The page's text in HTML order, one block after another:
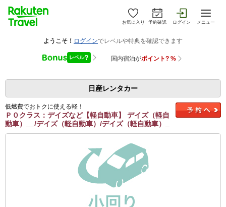
お気に入り 予約確認 ログイン メニュー
日産レンタカー
低燃費でおトクに使える軽！
Ｐ０クラス：デイズなど【軽自動車】 デイズ（軽自
動車）__/デイズ（軽自動車）/デイズ（軽自動車）_